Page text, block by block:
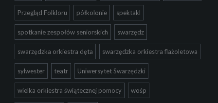
Przegląd Folkloru półkolonie spektakl
spotkanie zespołów seniorskich swarzędz
swarzędzka orkiestra dęta swarzędzka orkiestra flażoletowa
sylwester teatr Uniwersytet Swarzędzki
wielka orkiestra świątecznej pomocy wośp